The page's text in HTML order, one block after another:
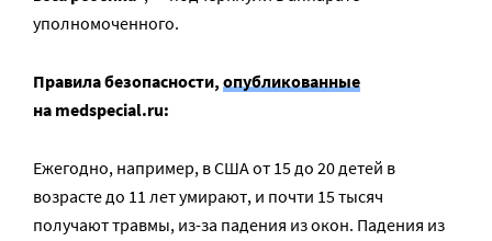
уполномоченного.
Правила безопасности, опубликованные
на medspecial.ru:
Ежегодно, например, в США от 15 до 20 детей в
возрасте до 11 лет умирают, и почти 15 тысяч
получают травмы, из-за падения из окон. Падения из